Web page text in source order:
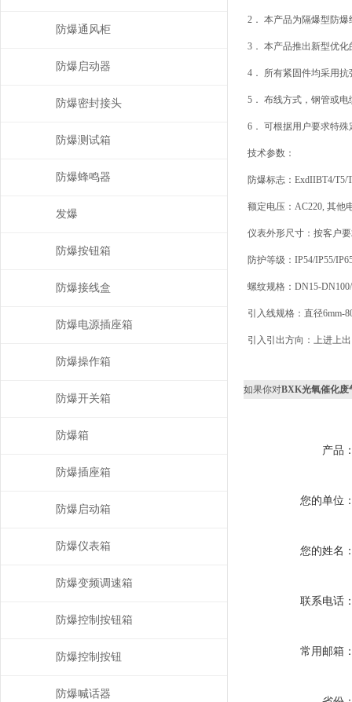
2． 本产品为隔爆型防
3． 本产品推出新型优
4． 所有紧固件均采用
5． 布线方式，钢管或
6． 可根据用户要求特
技术参数：
防爆标志：ExdIIBT4/T5/
额定电压：AC220, 其他
仪表外形尺寸：按客户
防护等级：IP54/IP55/
螺纹规格：DN15-
引入线规格：直径6mm-
引入引出方向：上进上
如果你对BXK光氧催化废
产品
您的单位
您的姓名
联系电话
常用邮箱
防爆通风柜
防爆启动器
防爆密封接头
防爆测试箱
防爆蜂鸣器
发爆
防爆按钮箱
防爆接线盒
防爆电源插座箱
防爆操作箱
防爆开关箱
防爆箱
防爆插座箱
防爆启动箱
防爆仪表箱
防爆变频调速箱
防爆控制按钮箱
防爆控制按钮
防爆喊话器